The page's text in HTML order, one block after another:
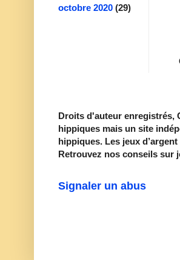
octobre 2020 (29)
Droits d'auteur enregistrés,
hippiques mais un site
hippiques. Les jeux
Retrouvez nos conseils sur
Signaler un abus